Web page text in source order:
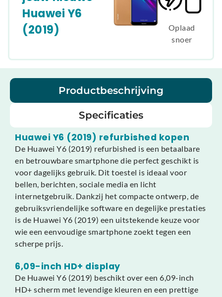
Huawei Y6
(2019)
Oplaad
snoer
Productbeschrijving
Specificaties
Huawei Y6 (2019) refurbished kopen
De Huawei Y6 (2019) refurbished is een betaalbare
en betrouwbare smartphone die perfect geschikt is
voor dagelijks gebruik. Dit toestel is ideaal voor
bellen, berichten, sociale media en licht
internetgebruik. Dankzij het compacte ontwerp, de
gebruiksvriendelijke software en degelijke prestaties
is de Huawei Y6 (2019) een uitstekende keuze voor
wie een eenvoudige smartphone zoekt tegen een
scherpe prijs.
6,09-inch HD+ display
De Huawei Y6 (2019) beschikt over een 6,09-inch
HD+ scherm met levendige kleuren en een prettige